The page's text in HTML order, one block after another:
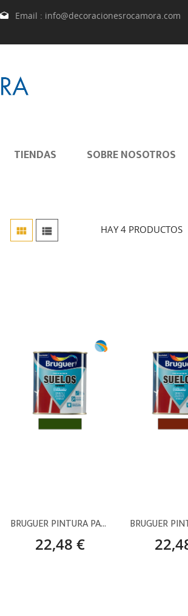
Email : info@decoracionesrocamora.com
TIENDAS SOBRE NOSOTROS
  HAY 4 PRODUCTOS
BRUGUER PINTURA PARA SUELOS TERRENA VERDE
22,48 €